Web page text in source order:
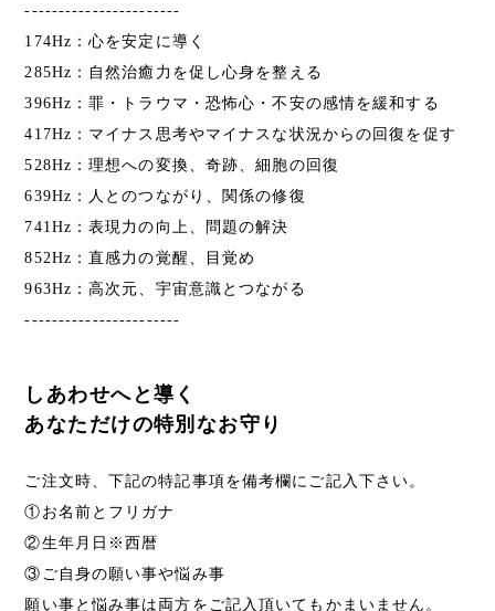
-----------------------
174Hz：心を安定に導く
285Hz：自然治癒力を促し心身を整える
396Hz：罪・トラウマ・恐怖心・不安の感情を緩和する
417Hz：マイナス思考やマイナスな状況からの回復を促す
528Hz：理想への変換、奇跡、細胞の回復
639Hz：人とのつながり、関係の修復
741Hz：表現力の向上、問題の解決
852Hz：直感力の覚醒、目覚め
963Hz：高次元、宇宙意識とつながる
-----------------------
しあわせへと導く
あなただけの特別なお守り
ご注文時、下記の特記事項を備考欄にご記入下さい。
①お名前とフリガナ
②生年月日※西暦
③ご自身の願い事や悩み事
願い事と悩み事は両方をご記入頂いてもかまいません。